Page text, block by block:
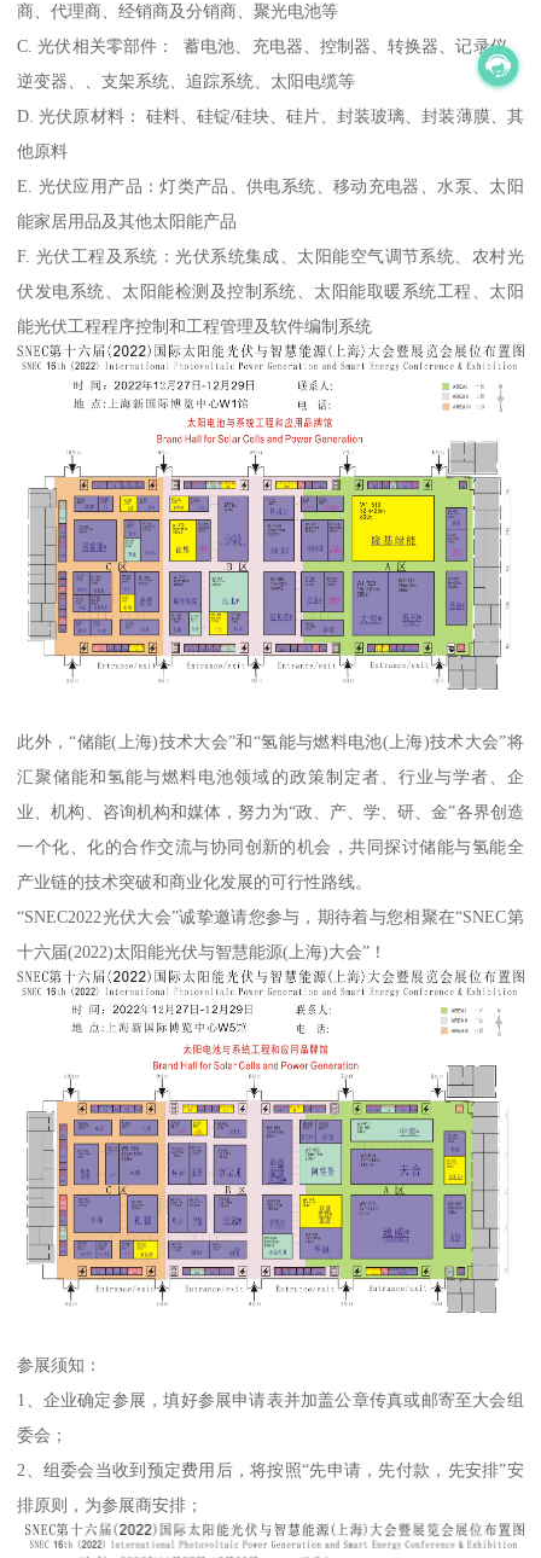
商、代理商、经销商及分销商、聚光电池等
C. 光伏相关零部件： 蓄电池、充电器、控制器、转换器、记录仪、
逆变器、、支架系统、追踪系统、太阳电缆等
D. 光伏原材料： 硅料、硅锭/硅块、硅片、封装玻璃、封装薄膜、其
他原料
E. 光伏应用产品：灯类产品、供电系统、移动充电器、水泵、太阳
能家居用品及其他太阳能产品
F. 光伏工程及系统：光伏系统集成、太阳能空气调节系统、农村光
伏发电系统、太阳能检测及控制系统、太阳能取暖系统工程、太阳
能光伏工程程序控制和工程管理及软件编制系统
此外，“储能(上海)技术大会”和“氢能与燃料电池(上海)技术大会”将
汇聚储能和氢能与燃料电池领域的政策制定者、行业与学者、企
业、机构、咨询机构和媒体，努力为“政、产、学、研、金”各界创造
一个化、化的合作交流与协同创新的机会，共同探讨储能与氢能全
产业链的技术突破和商业化发展的可行性路线。
“SNEC2022光伏大会”诚挚邀请您参与，期待着与您相聚在“SNEC第
十六届(2022)太阳能光伏与智慧能源(上海)大会”！
参展须知：
1、企业确定参展，填好参展申请表并加盖公章传真或邮寄至大会组
委会；
2、组委会当收到预定费用后，将按照“先申请，先付款，先安排”安
排原则，为参展商安排；